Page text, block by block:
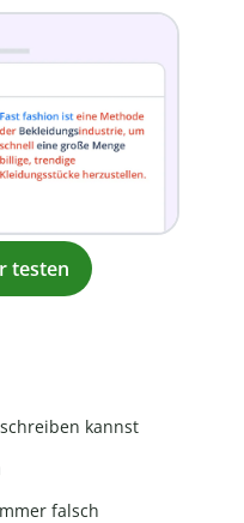
testen
kannst
falsch